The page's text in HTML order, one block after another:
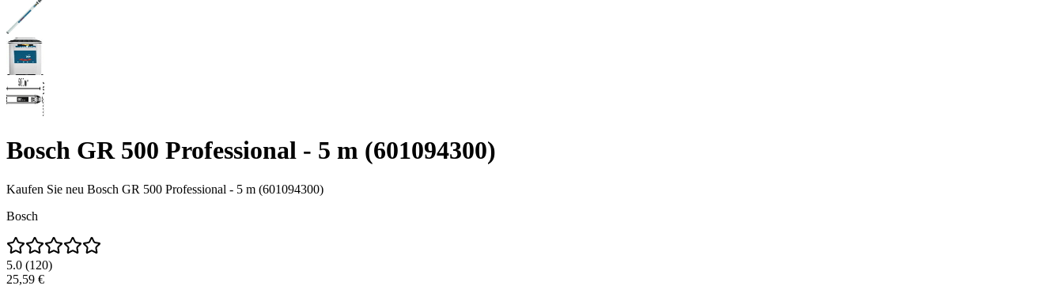
Bosch GR 500 Professional - 5 m (601094300)
Kaufen Sie neu Bosch GR 500 Professional - 5 m (601094300)
Bosch
5.0 (120)
25,59 €